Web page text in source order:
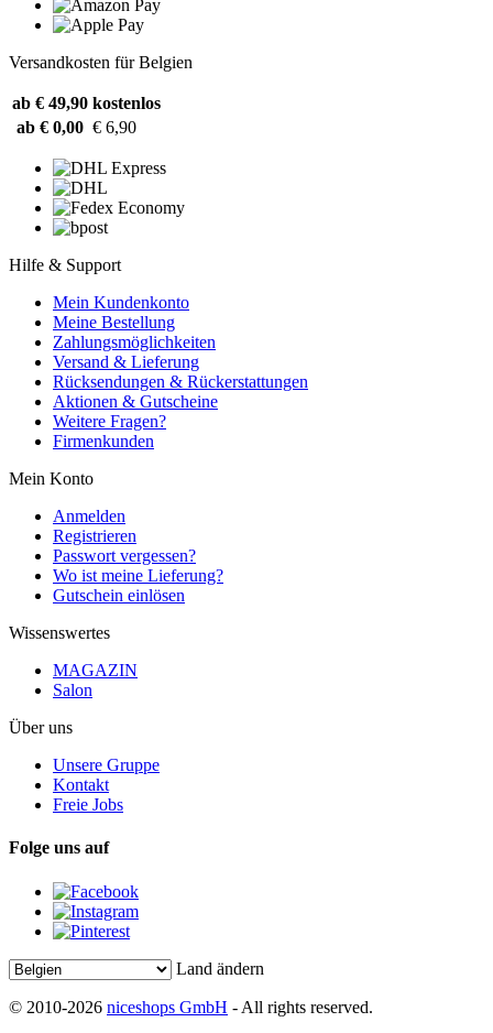
Versandkosten für Belgien
ab € 49,90 kostenlos
ab € 0,00 € 6,90
Hilfe & Support
Mein Kundenkonto
Meine Bestellung
Zahlungsmöglichkeiten
Versand & Lieferung
Rücksendungen & Rückerstattungen
Aktionen & Gutscheine
Weitere Fragen?
Firmenkunden
Mein Konto
Anmelden
Registrieren
Passwort vergessen?
Wo ist meine Lieferung?
Gutschein einlösen
Wissenswertes
MAGAZIN
Salon
Über uns
Unsere Gruppe
Kontakt
Freie Jobs
Folge uns auf
Land ändern
© 2010-2026 niceshops GmbH - All rights reserved.